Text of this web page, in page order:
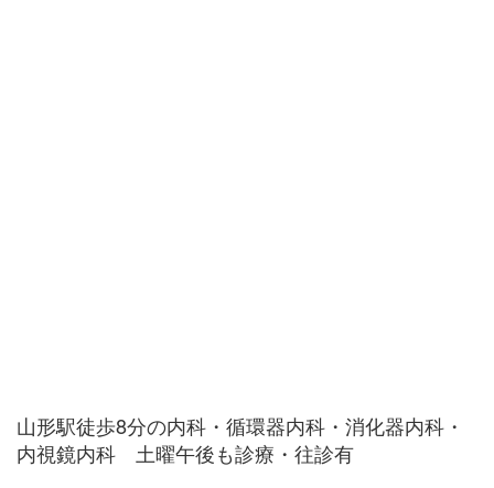
山形駅徒歩8分の内科・循環器内科・消化器内科・
内視鏡内科 土曜午後も診療・往診有